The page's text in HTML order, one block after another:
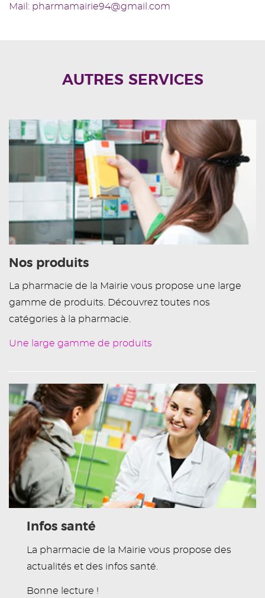
Mail: pharmamairie94@gmail.com
AUTRES SERVICES
Nos produits
La pharmacie de la Mairie vous propose une large
gamme de produits. Découvrez toutes nos
catégories à la pharmacie.
Une large gamme de produits
Infos santé
La pharmacie de la Mairie vous propose des
actualités et des infos santé.
Bonne lecture !